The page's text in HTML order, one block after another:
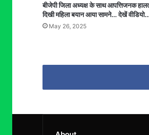
बीजेपी जिला अध्यक्ष के साथ आपत्तिजनक
दिखी महिला बयान आया सामने… देखें
May 26, 2025